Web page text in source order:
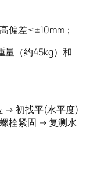
偏差≤±10mm；
量（约45kg）和
→ 初找平(水平度)
栓紧固 → 复测水